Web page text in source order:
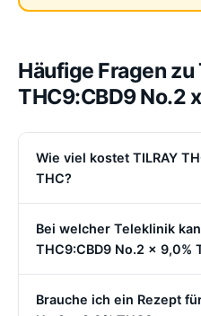
Häufige Fragen zu
THC9:CBD9 No.2
Wie viel kostet TILRAY
THC?
Bei welcher Teleklinik
THC9:CBD9 No.2 x 9,0%
Brauche ich ein Rezept